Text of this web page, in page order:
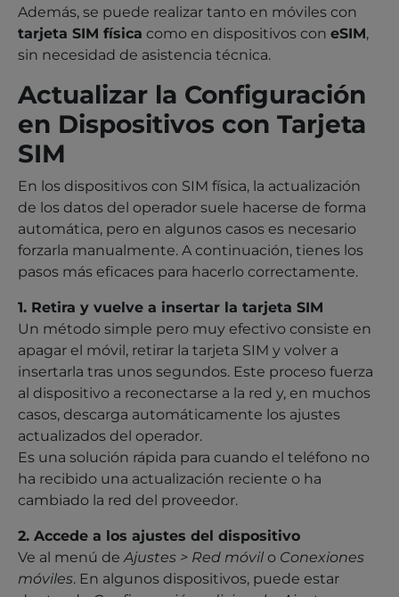
Además, se puede realizar tanto en móviles con
tarjeta SIM física como en dispositivos con eSIM,
sin necesidad de asistencia técnica.
Actualizar la Configuración
en Dispositivos con Tarjeta
SIM
En los dispositivos con SIM física, la actualización
de los datos del operador suele hacerse de forma
automática, pero en algunos casos es necesario
forzarla manualmente. A continuación, tienes los
pasos más eficaces para hacerlo correctamente.
1. Retira y vuelve a insertar la tarjeta SIM
Un método simple pero muy efectivo consiste en
apagar el móvil, retirar la tarjeta SIM y volver a
insertarla tras unos segundos. Este proceso fuerza
al dispositivo a reconectarse a la red y, en muchos
casos, descarga automáticamente los ajustes
actualizados del operador.
Es una solución rápida para cuando el teléfono no
ha recibido una actualización reciente o ha
cambiado la red del proveedor.
2. Accede a los ajustes del dispositivo
Ve al menú de Ajustes > Red móvil o Conexiones
móviles. En algunos dispositivos, puede estar